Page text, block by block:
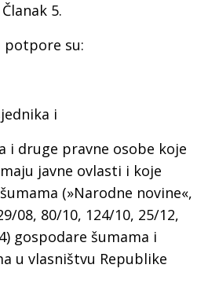
Članak 5.
potpore su:
i
i druge pravne osobe koje
javne ovlasti i koje
(»Narodne novine«,
08, 80/10, 124/10, 25/12,
gospodare šumama i
u vlasništvu Republike